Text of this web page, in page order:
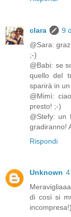
clara
9
@Sara:
;-)
@Babi: se
quello del
sparirà in
@Mimì:
presto! ;-)
@Stefy: un
gradiranno!
Rispondi
Unknown
di così si
incompresa!)